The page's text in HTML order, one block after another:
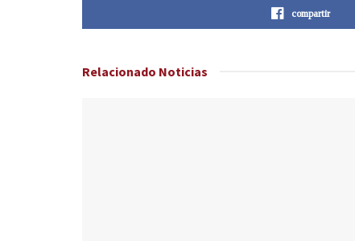
compartir
Relacionado Noticias